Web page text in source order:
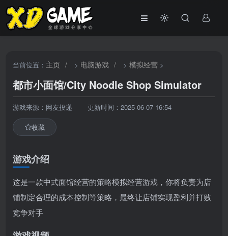
当前位置： 主页 / > 电脑游戏 / >模拟经营 >
都市小面馆/City Noodle Shop Simulator
游戏来源：网友投递 更新时间：2025-06-07 16:54
收藏
游戏介绍
这是一款中式面馆经营的策略模拟经营游戏，你将负责为店
铺制定合理的成本控制等策略，最终让店铺实现盈利并打败
竞争对手